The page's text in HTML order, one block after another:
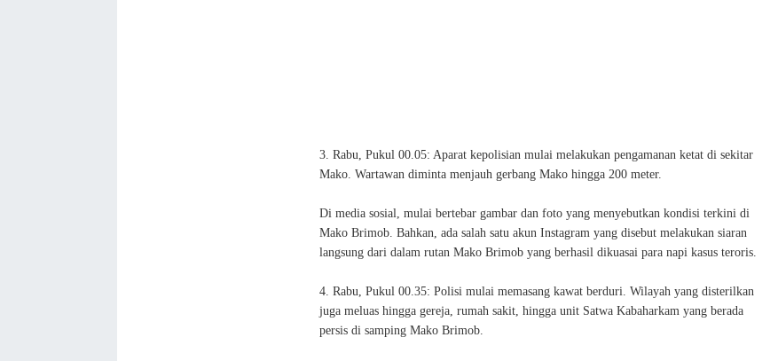
3. Rabu, Pukul 00.05: Aparat kepolisian mulai melakukan pengamanan ketat di sekitar
Mako. Wartawan diminta menjauh gerbang Mako hingga 200 meter.
Di media sosial, mulai bertebar gambar dan foto yang menyebutkan kondisi terkini di
Mako Brimob. Bahkan, ada salah satu akun Instagram yang disebut melakukan siaran
langsung dari dalam rutan Mako Brimob yang berhasil dikuasai para napi kasus teroris.
4. Rabu, Pukul 00.35: Polisi mulai memasang kawat berduri. Wilayah yang disterilkan
juga meluas hingga gereja, rumah sakit, hingga unit Satwa Kabaharkam yang berada
persis di samping Mako Brimob.